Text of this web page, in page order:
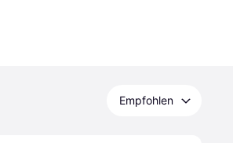
Empfohlen